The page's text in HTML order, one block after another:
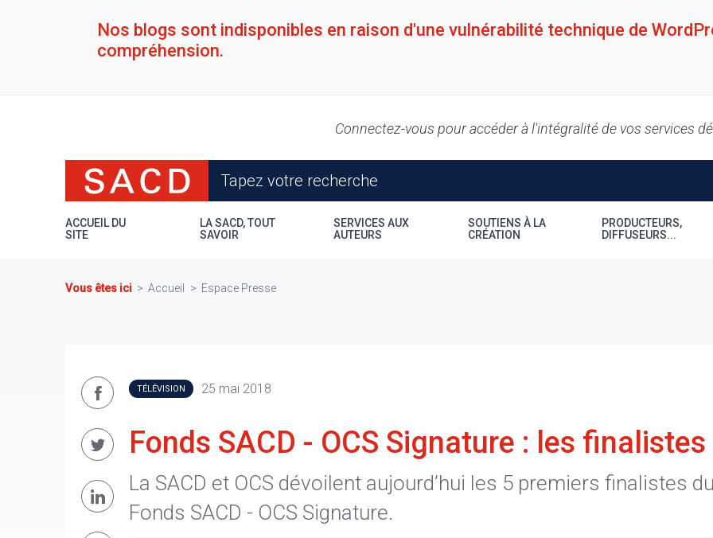
Nos blogs sont indisponibles en raison d'une vulnérabilité technique de
compréhension.
Connectez-vous pour accéder à l'intégralité de vos services
ACCUEIL DU
SITE
LA SACD, TOUT
SAVOIR
SERVICES AUX
AUTEURS
SOUTIENS À LA
CRÉATION
PRODUCTEURS,
DIFFUSEURS...
Vous êtes ici Accueil Espace Presse
TÉLÉVISION 25 mai 2018
Fonds SACD - OCS Signature : les finalistes
La SACD et OCS dévoilent aujourd’hui les 5 premiers finalistes du
Fonds SACD - OCS Signature.